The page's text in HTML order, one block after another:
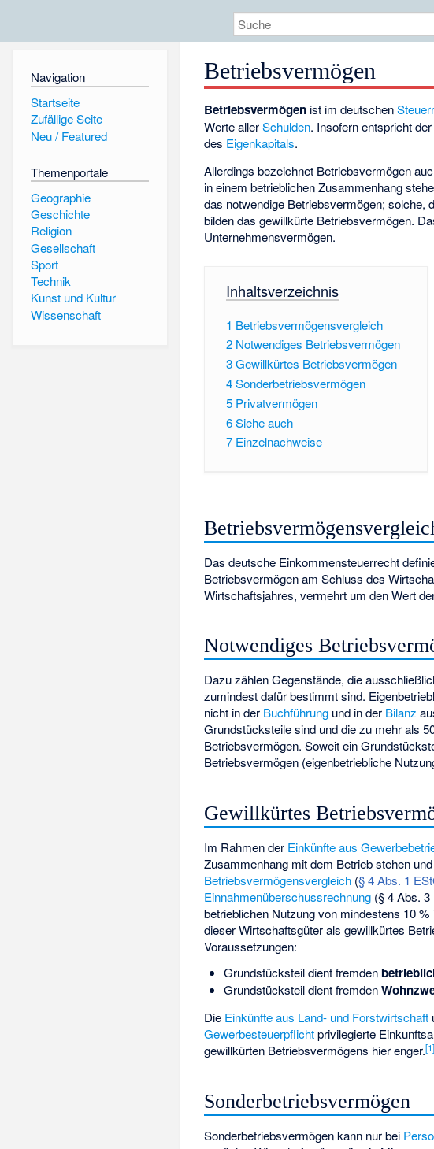
Navigation
Startseite
Zufällige Seite
Neu / Featured
Themenportale
Geographie
Geschichte
Religion
Gesellschaft
Sport
Technik
Kunst und Kultur
Wissenschaft
Betriebsvermögen
Betriebsvermögen ist im deutschen
Werte allerSchulden. Insofern entspricht
des Eigenkapitals.
Allerdings bezeichnet Betriebsvermögen
in einem betrieblichen Zusammenhang
das notwendige Betriebsvermögen; solche,
bilden das gewillkürte Betriebsvermögen.
Unternehmensvermögen.
Inhaltsverzeichnis
1 Betriebsvermögensvergleich
2 Notwendiges Betriebsvermögen
3Gewillkürtes Betriebsvermögen
4Sonderbetriebsvermögen
5 Privatvermögen
6Siehe auch
7 Einzelnachweise
Das deutsche Einkommensteuerrecht
Betriebsvermögen am Schluss des
Wirtschaftsjahres, vermehrt um den Wert
Notwendiges
Dazu zählen Gegenstände, die
zumindest dafür bestimmt sind.
nicht in der Buchführung und in der Bilanz
Grundstücksteile sind und die zu mehr als
Betriebsvermögen. Soweit ein
Betriebsvermögen (eigenbetriebliche
Gewillkürtes
Im Rahmen der Einkünfte aus
Zusammenhang mit dem Betrieb stehen
Betriebsvermögensvergleich (§ 4 Abs. 1
Einnahmenüberschussrechnung (§ 4 Abs.
betrieblichen Nutzung von mindestens 10
dieser Wirtschaftsgüter als gewillkürtes
Voraussetzungen:
Grundstücksteil dient fremden
Grundstücksteil dient fremden
Die Einkünfte aus Land- und Forstwirtschaft
Gewerbesteuerpflichtprivilegierte
gewillkürten Betriebsvermögens hier enger.
Sonderbetriebsvermögen
Sonderbetriebsvermögen kann nur bei